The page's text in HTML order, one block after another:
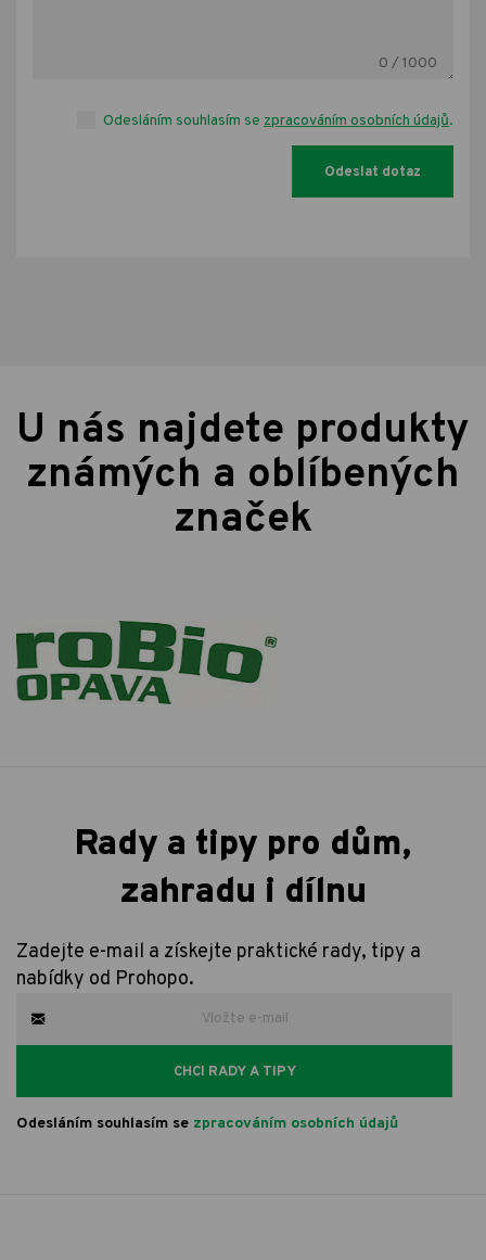
0 / 1000
Odesláním souhlasím se zpracováním osobních údajů.
U nás najdete produkty
známých a oblíbených
značek
Rady a tipy pro dům,
zahradu i dílnu
Zadejte e-mail a získejte praktické rady, tipy a
nabídky od Prohopo.
CHCI RADY A TIPY
Odesláním souhlasím se zpracováním osobních údajů